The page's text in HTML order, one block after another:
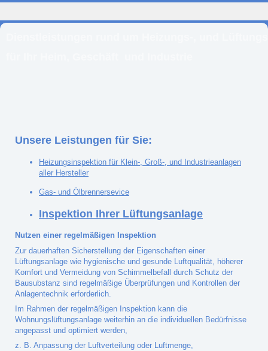
Unsere Leistungen für Sie:
Heizungsinspektion für Klein-, Groß-, und Industrieanlagen
aller Hersteller
Gas- und Ölbrennersevice
Inspektion Ihrer Lüftungsanlage
Nutzen einer regelmäßigen Inspektion
Zur dauerhaften Sicherstellung der Eigenschaften einer
Lüftungsanlage wie hygienische und gesunde Luftqualität, höherer
Komfort und Vermeidung von Schimmelbefall durch Schutz der
Bausubstanz sind regelmäßige Überprüfungen und Kontrollen der
Anlagentechnik erforderlich.
Im Rahmen der regelmäßigen Inspektion kann die
Wohnungslüftungsanlage weiterhin an die individuellen Bedürfnisse
angepasst und optimiert werden,
z. B. Anpassung der Luftverteilung oder Luftmenge,